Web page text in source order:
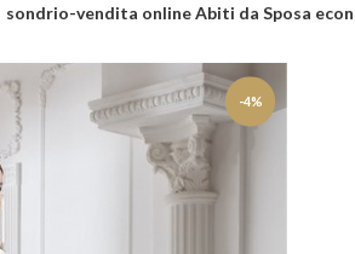
sondrio-vendita online Abiti da Sposa
-4%